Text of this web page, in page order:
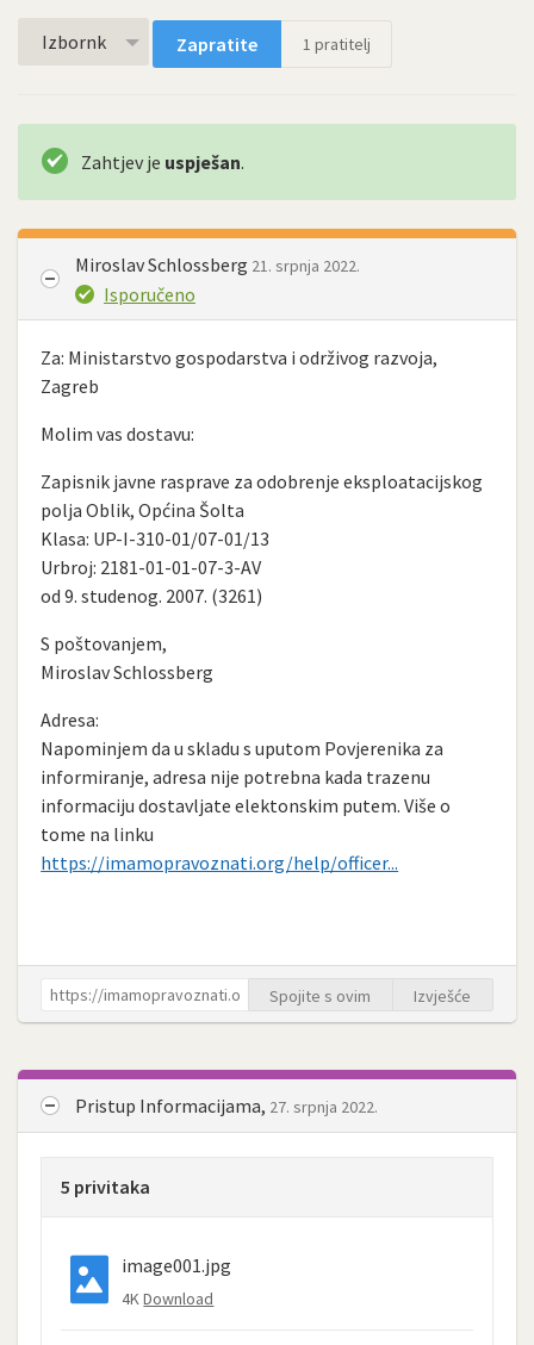
Izbornk Zapratite 1 pratitelj
Zahtjev je uspješan.
Miroslav Schlossberg 21. srpnja 2022.
Isporučeno
Za: Ministarstvo gospodarstva i održivog razvoja,
Zagreb
Molim vas dostavu:
Zapisnik javne rasprave za odobrenje eksploatacijskog
polja Oblik, Općina Šolta
Klasa: UP-I-310-01/07-01/13
Urbroj: 2181-01-01-07-3-AV
od 9. studenog. 2007. (3261)
S poštovanjem,
Miroslav Schlossberg
Adresa:
Napominjem da u skladu s uputom Povjerenika za
informiranje, adresa nije potrebna kada trazenu
informaciju dostavljate elektonskim putem. Više o
tome na linku
https://imamopravoznati.org/help/officer...
Spojite s ovim Izvješće
Pristup Informacijama, 27. srpnja 2022.
5 privitaka
image001.jpg
4KDownload